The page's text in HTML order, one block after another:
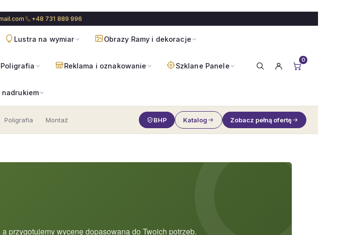
+48 731 889 996
Lustra na wymiar Obrazy Ramy i dekoracje
Poligrafia Reklama i oznakowanie Szklane Panele
nadrukiem
0
Poligrafia Montaż BHP Katalog Zobacz pełną ofertę
przygotujemy wycenę dopasowaną do Twoich potrzeb.